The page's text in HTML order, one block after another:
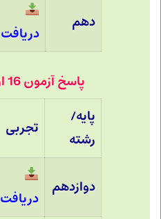
دهم
دریافت
پاسخ آزمون 16 اردیبهشت 1401 گاج :
پایه/
رشته
تجربی
دوازدهم
دریافت